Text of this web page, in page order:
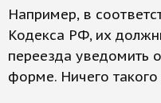
Например, в
Кодекса РФ, их
переезда уведомить
форме. Ничего